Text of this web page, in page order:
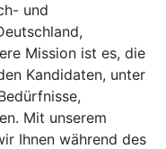
und
Mission ist es, die
Kandidaten, unter
Mit unserem
Ihnen während des